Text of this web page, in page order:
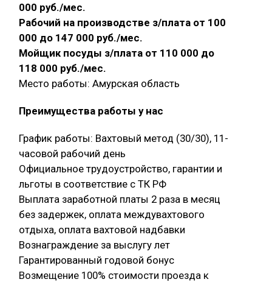
000 руб./мес.
Рабочий на производстве з/плата от 100
000 до 147 000 руб./мес.
Мойщик посуды з/плата от 110 000 до
118 000 руб./мес.
Место работы: Амурская область
Преимущества работы у нас
График работы: Вахтовый метод (30/30), 11-
часовой рабочий день
Официальное трудоустройство, гарантии и
льготы в соответствие с ТК РФ
Выплата заработной платы 2 раза в месяц
без задержек, оплата междувахтового
отдыха, оплата вахтовой надбавки
Вознаграждение за выслугу лет
Гарантированный годовой бонус
Возмещение 100% стоимости проезда к